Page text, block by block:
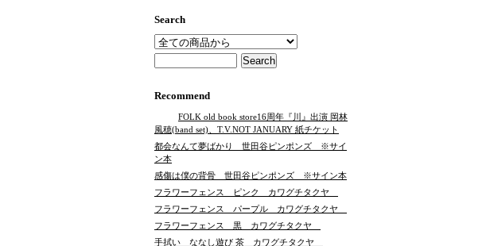
Search
Recommend
FOLK old book store16周年『川』出演 岡林
風穂(band set)、T.V.NOT JANUARY 紙チケット
都会なんて夢ばかり 世田谷ピンポンズ ※サイ
ン本
感傷は僕の背骨 世田谷ピンポンズ ※サイン本
フラワーフェンス ピンク カワグチタクヤ
フラワーフェンス パープル カワグチタクヤ
フラワーフェンス 黒 カワグチタクヤ
手拭い ななし遊び 茶 カワグチタクヤ